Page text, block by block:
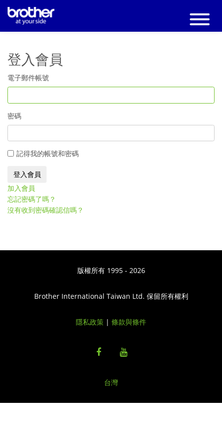
登入會員
電子郵件帳號
密碼
記得我的帳號和密碼
加入會員
忘記密碼了嗎？
沒有收到密碼確認信嗎？
版權所有 1995 - 2026
Brother International Taiwan Ltd. 保留所有權利
隱私政策 | 條款與條件
台灣